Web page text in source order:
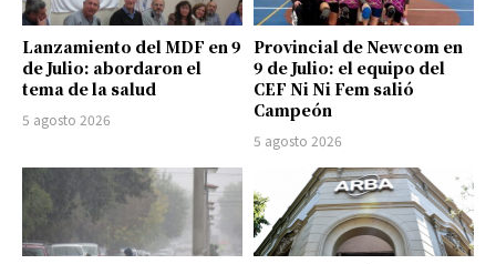
Lanzamiento del MDF en 9
de Julio: abordaron el
tema de la salud
5 agosto 2026
Provincial de Newcom en
9 de Julio: el equipo del
CEF Ni Ni Fem salió
Campeón
5 agosto 2026